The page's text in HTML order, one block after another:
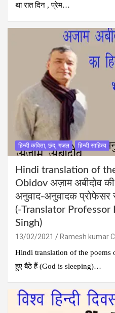
था रात दिन , प्रेम…
हिन्दी कविता, छंद, ग़ज़ल हिन्दी साहित्य
Hindi translation of
Obidov अज़ाम अबीदोव की
अनुवाद-अनुवादक प्रोफेसर
(-Translator Professor
Singh)
13/02/2021 Ramesh kumar
Hindi translation of the poems
हुए बैठे हैं (God is sleeping)…